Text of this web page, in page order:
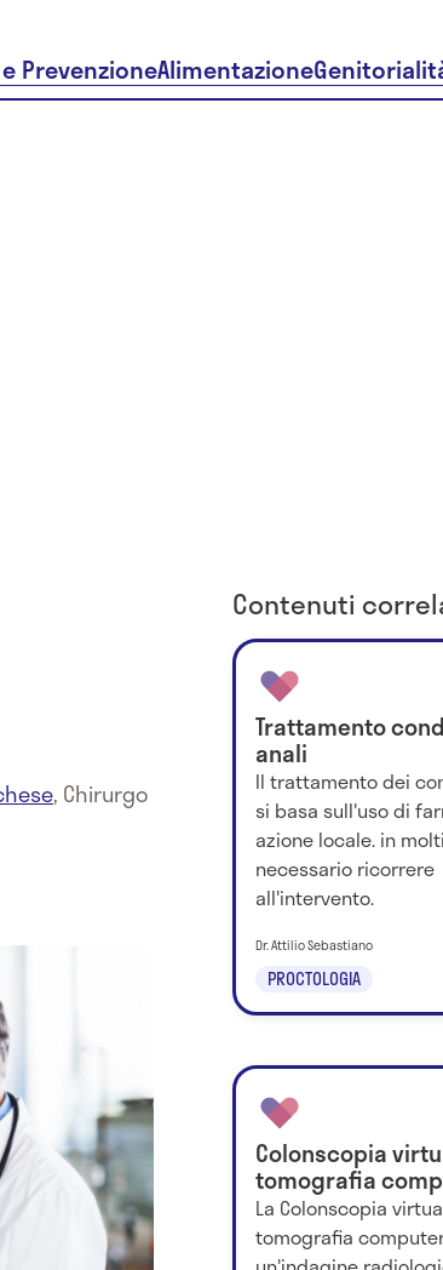
PrevenzioneAlimentazione
, Chirurgo
Contenuti
Trattamento
anali
Il trattamento dei
si basa sull'uso di
azione locale. in
necessario ricorrere
all'intervento.
PROCTOLOGIA
Dr. Attilio Sebastiano
Colonscopia
tomografia
La Colonscopia
tomografia